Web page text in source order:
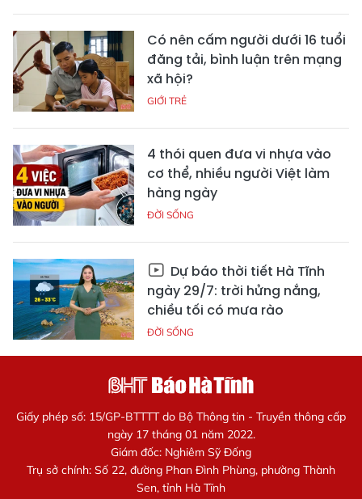
Có nên cấm người dưới 16 tuổi
đăng tải, bình luận trên mạng
xã hội?
GIỚI TRẺ
4 thói quen đưa vi nhựa vào
cơ thể, nhiều người Việt làm
hàng ngày
ĐỜI SỐNG
Dự báo thời tiết Hà Tĩnh
ngày 29/7: trời hửng nắng,
chiều tối có mưa rào
ĐỜI SỐNG
Giấy phép số: 15/GP-BTTTT do Bộ Thông tin - Truyền thông cấp
ngày 17 tháng 01 năm 2022.
Giám đốc: Nghiêm Sỹ Đống
Trụ sở chính: Số 22, đường Phan Đình Phùng, phường Thành
Sen, tỉnh Hà Tĩnh